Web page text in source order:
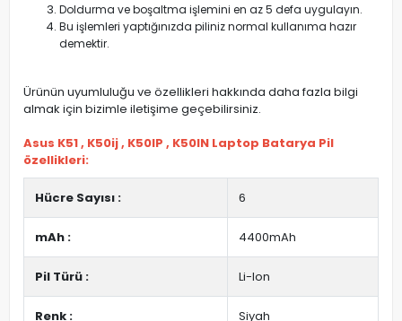
Doldurma ve boşaltma işlemini en az 5 defa uygulayın.
Bu işlemleri yaptığınızda piliniz normal kullanıma hazır
demektir.
Ürünün uyumluluğu ve özellikleri hakkında daha fazla bilgi
almak için bizimle iletişime geçebilirsiniz.
Asus K51 , K50ij , K50IP , K50IN Laptop Batarya Pil
özellikleri:
Hücre Sayısı : 6
mAh : 4400mAh
Pil Türü : Li-Ion
Renk : Siyah